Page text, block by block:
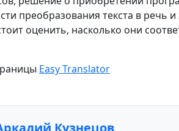
преобразования текста в речь
оценить, насколько они
Easy Translator
Кузнецов